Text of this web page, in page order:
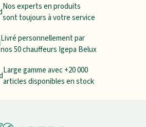
Nos experts en produits
sont toujours à votre service
Livré personnellement par
nos 50 chauffeurs Igepa Belux
Large gamme avec +20 000
articles disponibles en stock